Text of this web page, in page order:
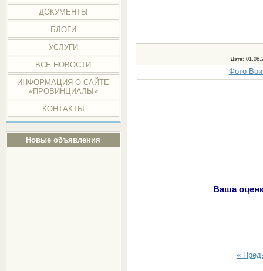
ДОКУМЕНТЫ
БЛОГИ
УСЛУГИ
ВСЕ НОВОСТИ
ИНФОРМАЦИЯ О САЙТЕ
«ПРОВИНЦИАЛЫ»
КОНТАКТЫ
Новые объявления
Дата:
Фото
Ваша
«